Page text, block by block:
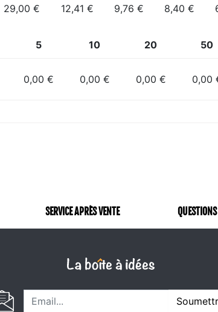
29,00 € 12,41 € 9,76 € 8,40 €
5 10 20 50
0,00 € 0,00 € 0,00 € 0,00
SERVICE APRÈS VENTE